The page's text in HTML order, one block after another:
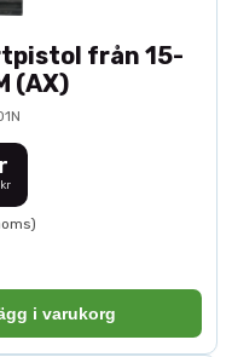
från 15-
(AX)
i varukorg